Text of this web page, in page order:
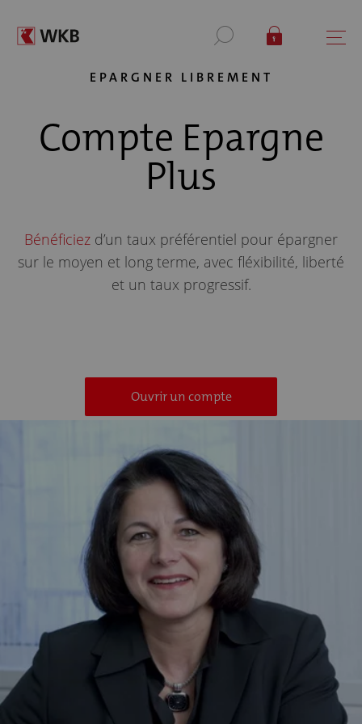
EPARGNER LIBREMENT
Compte Epargne
Plus
Bénéficiez d’un taux préférentiel pour épargner
sur le moyen et long terme, avec fléxibilité, liberté
et un taux progressif.
Ouvrir un compte